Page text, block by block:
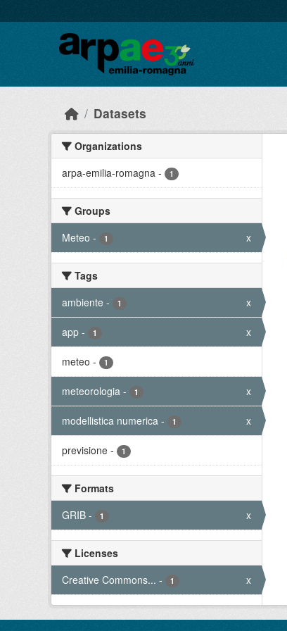
Datasets
Organizations
arpa-emilia-romagna - 1
Groups
Meteo - 1 x
Tags
ambiente - 1 x
app - 1 x
meteo - 1
meteorologia - 1 x
modellistica numerica - 1 x
previsione - 1
Formats
GRIB - 1 x
Licenses
Creative Commons... - 1 x